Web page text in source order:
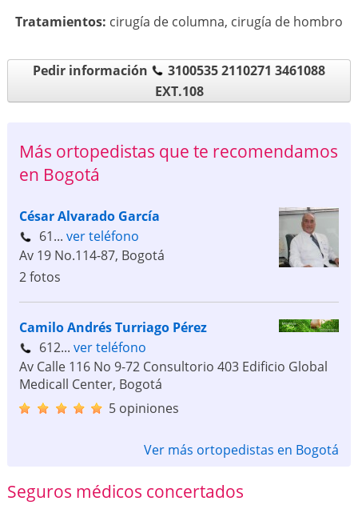
Tratamientos: cirugía de columna, cirugía de hombro
Pedir información
3100535 2110271 3461088
EXT.108
Más ortopedistas que te recomendamos
en Bogotá
César Alvarado García
61... ver teléfono
Av 19 No.114-87, Bogotá
2 fotos
Camilo Andrés Turriago Pérez
612... ver teléfono
Av Calle 116 No 9-72 Consultorio 403 Edificio Global
Medicall Center, Bogotá
5 opiniones
Ver más ortopedistas en Bogotá
Seguros médicos concertados